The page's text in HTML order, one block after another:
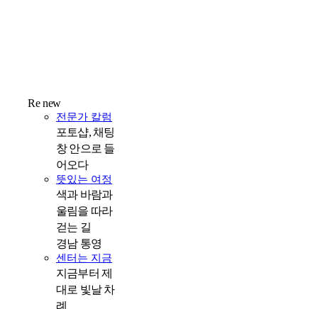
Re new
전문가 칼럼
포토샵, 채팅
창 안으로 들
어오다
뜻있는 여정
색과 바람과
울림을 따라
걷는 길
경남 통영
센터는 지금
지금부터 제
대로 빛날 차
례